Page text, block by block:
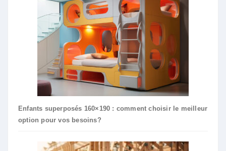
Enfants superposés 160×190 : comment choisir le meilleur
option pour vos besoins?